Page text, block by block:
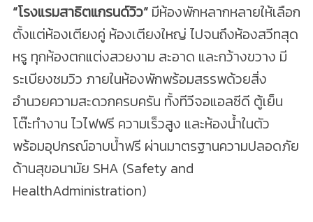
“โรงแรมสาธิตแกรนด์วิว”มีห้องพักหลากหลายให้เลือก
ตั้งแต่ห้องเตียงคู่ ห้องเตียงใหญ่ ไปจนถึงห้องสวีทสุด
หรู ทุกห้องตกแต่งสวยงาม สะอาด และกว้างขวาง มี
ระเบียงชมวิว ภายในห้องพักพร้อมสรรพด้วยสิ่ง
อำนวยความสะดวกครบครัน ทั้งทีวีจอแอลซีดี ตู้เย็น
โต๊ะทำงาน ไวไฟฟรี ความเร็วสูง และห้องน้ำในตัว
พร้อมอุปกรณ์อาบน้ำฟรี ผ่านมาตรฐานความปลอดภัย
ด้านสุขอนามัย SHA (Safety and
HealthAdministration)